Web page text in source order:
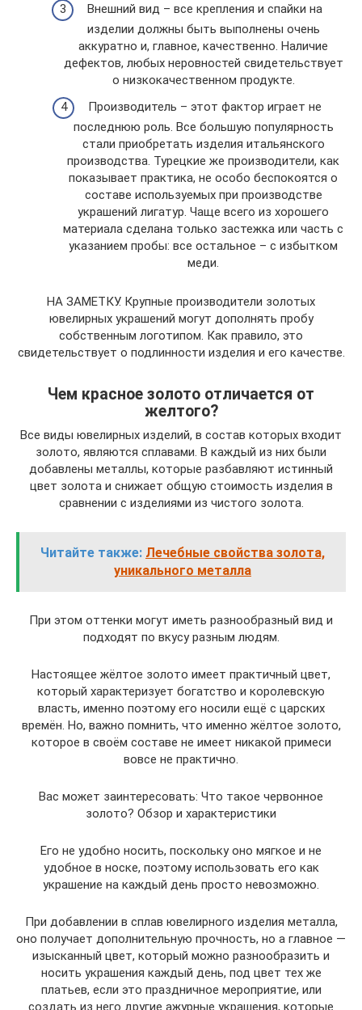
Внешний вид – все крепления и спайки на
изделии должны быть выполнены очень
аккуратно и, главное, качественно. Наличие
дефектов, любых неровностей свидетельствует
о низкокачественном продукте.
Производитель – этот фактор играет не
последнюю роль. Все большую популярность
стали приобретать изделия итальянского
производства. Турецкие же производители, как
показывает практика, не особо беспокоятся о
составе используемых при производстве
украшений лигатур. Чаще всего из хорошего
материала сделана только застежка или часть с
указанием пробы: все остальное – с избытком
меди.
НА ЗАМЕТКУ. Крупные производители золотых
ювелирных украшений могут дополнять пробу
собственным логотипом. Как правило, это
свидетельствует о подлинности изделия и его качестве.
Чем красное золото отличается от
желтого?
Все виды ювелирных изделий, в состав которых входит
золото, являются сплавами. В каждый из них были
добавлены металлы, которые разбавляют истинный
цвет золота и снижает общую стоимость изделия в
сравнении с изделиями из чистого золота.
Читайте также: Лечебные свойства золота,
уникального металла
При этом оттенки могут иметь разнообразный вид и
подходят по вкусу разным людям.
Настоящее жёлтое золото имеет практичный цвет,
который характеризует богатство и королевскую
власть, именно поэтому его носили ещё с царских
времён. Но, важно помнить, что именно жёлтое золото,
которое в своём составе не имеет никакой примеси
вовсе не практично.
Вас может заинтересовать: Что такое червонное
золото? Обзор и характеристики
Его не удобно носить, поскольку оно мягкое и не
удобное в носке, поэтому использовать его как
украшение на каждый день просто невозможно.
При добавлении в сплав ювелирного изделия металла,
оно получает дополнительную прочность, но а главное —
изысканный цвет, который можно разнообразить и
носить украшения каждый день, под цвет тех же
платьев, если это праздничное мероприятие, или
создать из него другие ажурные украшения, которые